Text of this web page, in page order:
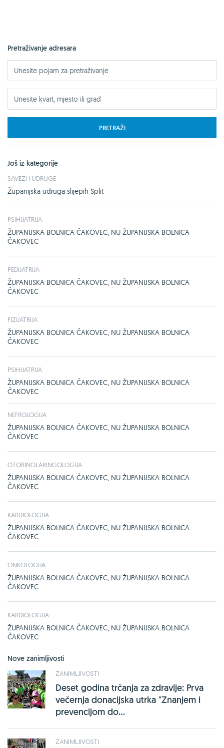
Pretraživanje adresara
PRETRAŽI
Još iz kategorije
SAVEZI I UDRUGE
Županijska udruga slijepih Split
PSIHIJATRIJA
ŽUPANIJSKA BOLNICA ČAKOVEC, NU ŽUPANIJSKA BOLNICA
ČAKOVEC
PEDIJATRIJA
ŽUPANIJSKA BOLNICA ČAKOVEC, NU ŽUPANIJSKA BOLNICA
ČAKOVEC
FIZIJATRIJA
ŽUPANIJSKA BOLNICA ČAKOVEC, NU ŽUPANIJSKA BOLNICA
ČAKOVEC
PSIHIJATRIJA
ŽUPANIJSKA BOLNICA ČAKOVEC, NU ŽUPANIJSKA BOLNICA
ČAKOVEC
NEFROLOGIJA
ŽUPANIJSKA BOLNICA ČAKOVEC, NU ŽUPANIJSKA BOLNICA
ČAKOVEC
OTORINOLARINGOLOGIJA
ŽUPANIJSKA BOLNICA ČAKOVEC, NU ŽUPANIJSKA BOLNICA
ČAKOVEC
KARDIOLOGIJA
ŽUPANIJSKA BOLNICA ČAKOVEC, NU ŽUPANIJSKA BOLNICA
ČAKOVEC
ONKOLOGIJA
ŽUPANIJSKA BOLNICA ČAKOVEC, NU ŽUPANIJSKA BOLNICA
ČAKOVEC
KARDIOLOGIJA
ŽUPANIJSKA BOLNICA ČAKOVEC, NU ŽUPANIJSKA BOLNICA
ČAKOVEC
Nove zanimljivosti
ZANIMLJIVOSTI
Deset godina trčanja za zdravlje: Prva
večernja donacijska utrka "Znanjem i
prevencijom do...
ZANIMLJIVOSTI